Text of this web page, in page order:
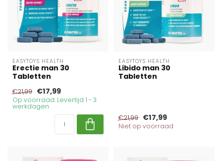
EASYTOYS HEALTH
Erectie man 30
Tabletten
€21,99 €17,99
Op voorraad. Levertijd 1 - 3
werkdagen
EASYTOYS HEALTH
Libido man 30
Tabletten
€21,99 €17,99
Niet op voorraad